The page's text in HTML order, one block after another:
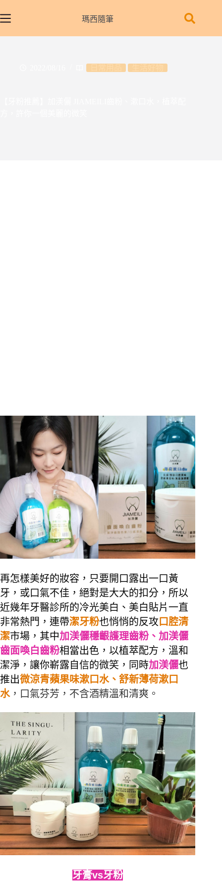
至
瑪西隨筆
再怎樣美好的妝容，只要開口露出一口黃
牙，或口氣不佳，絕對是大大的扣分，所以
近幾年牙醫診所的冷光美白、美白貼片一直
非常熱門，連帶潔牙粉也悄悄的反攻 口腔清
潔市場，其中加渼儷穩齦護理齒粉、加渼儷
齒面喚白齒粉相當出色，以植萃配方，溫和
潔淨，讓你嶄露自信的微笑，同時加渼儷也
推出微涼青蘋果味漱口水、舒新薄荷漱口
水，口氣芬芳，不含酒精溫和清爽。
牙膏vs牙粉